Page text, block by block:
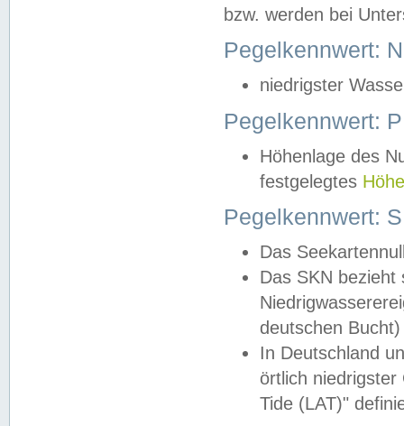
bzw. werden bei
Pegelkennwert:
niedrigster
Pegelkennwert:
Höhenlage des
festgelegtes
Pegelkennwert:
Das
Das SKN
deutschen
In Deutschland
örtlich
Tide (LAT)"